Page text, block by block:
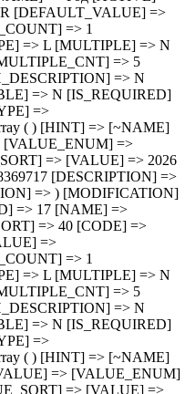
=> LMGJU3G85T1064503 [~DESCRIPTION] => ) [NOT_DELETE] => Array ( [ID] => 46 [IBLOCK_ID] => 17 [NAME] => Не обновлять/удалять при выгрузке [ACTIVE] => Y [SORT] => 500 [CODE] => NOT_DELETE [DEFAULT_VALUE] => [PROPERTY_TYPE] => L [ROW_COUNT] => 1 [COL_COUNT] => 30 [LIST_TYPE] => C [MULTIPLE] => N [XML_ID] => [FILE_TYPE] => [MULTIPLE_CNT] => 5 [LINK_IBLOCK_ID] => 0 [WITH_DESCRIPTION] => N [SEARCHABLE] => N [FILTRABLE] => N [IS_REQUIRED] => N [VERSION] => 1 [USER_TYPE] => [USER_TYPE_SETTINGS] => Array ( ) [HINT] => [~NAME] => Не обновлять/удалять при выгрузке [~DEFAULT_VALUE] => [VALUE_ENUM] => [VALUE_XML_ID] => [VALUE_SORT] => [VALUE] => [PROPERTY_VALUE_ID] => [DESCRIPTION] => [~DESCRIPTION] => [~VALUE] => [VALUE_ENUM_ID] => ) [IMAGES] => Array ( [ID] => 47 [IBLOCK_ID] => 17 [NAME] => Изображения [ACTIVE] => Y [SORT] => 500 [CODE] => IMAGES [DEFAULT_VALUE] => [PROPERTY_TYPE] => F [ROW_COUNT] => 1 [COL_COUNT] => 30 [LIST_TYPE] => L [MULTIPLE] => Y [XML_ID] => [FILE_TYPE] => [MULTIPLE_CNT] => 5 [LINK_IBLOCK_ID] => 0 [WITH_DESCRIPTION] => N [SEARCHABLE] => N [FILTRABLE] => N [IS_REQUIRED] => N [VERSION] => 1 [USER_TYPE] => [USER_TYPE_SETTINGS] => Array ( ) [HINT] => [~NAME] => Изображения [~DEFAULT_VALUE] => [VALUE_ENUM] => [VALUE_XML_ID] => [VALUE_SORT] => [VALUE] => Array ( [0] => 17808281 [1] => 17808282 [2] => 17808283 [3] => 17808284 [4] => 17808285 [5] => 17808286 [6] => 17808287 [7] => 17808288 [8] => 17808289 [9] => 17808290 [10] => 17808291 [11] => 17808292 ) [PROPERTY_VALUE_ID] => Array ( [0] => 188369582 [1] => 188369583 [2] => 188369584 [3] => 188369585 [4] => 188369586 [5] => 188369587 [6] => 188369588 [7] => 188369589 [8] => 188369590 [9] => 188369591